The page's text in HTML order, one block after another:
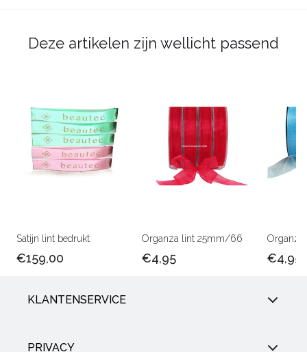
Deze artikelen zijn wellicht passend
Satijn lint bedrukt
€159,00
Organza lint 25mm/66
€4,95 €4,95
KLANTENSERVICE
PRIVACY